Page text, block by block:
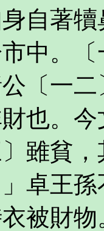
自著
市中。
〔一
也。
雖貧
卓王
被財